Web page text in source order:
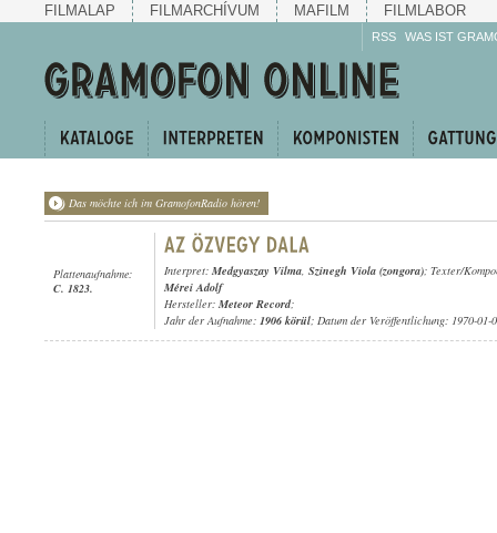
FILMALAP FILMARCHÍVUM MAFILM FILMLABOR
RSS WAS IST
Das möchte ich im GramofonRadio hören!
Plattenaufnahme:
C. 1823.
Interpret: Medgyaszay Vilma, Szinegh Viola (zongora); Texter/
Mérei Adolf
Hersteller: Meteor Record;
Jahr der Aufnahme: 1906 körül; Datum der Veröffentlichung: 1970-01-